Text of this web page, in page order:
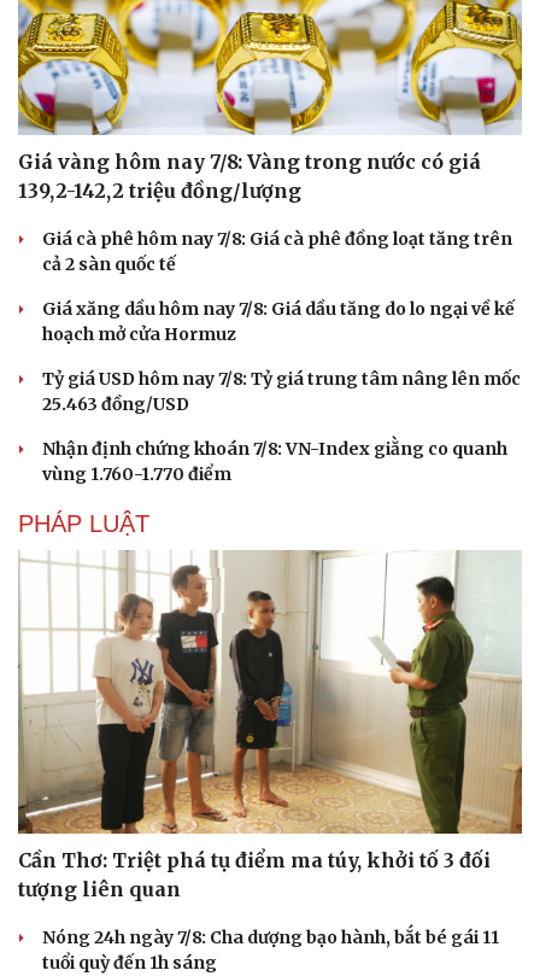
Văn hóa
Sân khấu - Điện ảnh
Văn học
Âm nhạc
Giải trí
Nghệ sĩ
Thời trang
Giá vàng hôm nay 7/8: Vàng trong nước có giá
139,2-142,2 triệu đồng/lượng
Giá cà phê hôm nay 7/8: Giá cà phê đồng loạt tăng trên
cả 2 sàn quốc tế
Giá xăng dầu hôm nay 7/8: Giá dầu tăng do lo ngại về kế
hoạch mở cửa Hormuz
Tỷ giá USD hôm nay 7/8: Tỷ giá trung tâm nâng lên mốc
25.463 đồng/USD
Nhận định chứng khoán 7/8: VN-Index giằng co quanh
vùng 1.760-1.770 điểm
PHÁP LUẬT
Cần Thơ: Triệt phá tụ điểm ma túy, khởi tố 3 đối
tượng liên quan
Nóng 24h ngày 7/8: Cha dượng bạo hành, bắt bé gái 11
tuổi quỳ đến 1h sáng